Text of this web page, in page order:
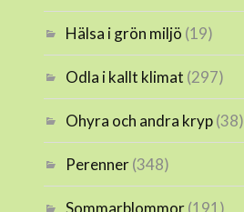
Hälsa i grön miljö (19)
Odla i kallt klimat (297)
Ohyra och andra kryp(38)
Perenner(348)
Sommarblommor(191)